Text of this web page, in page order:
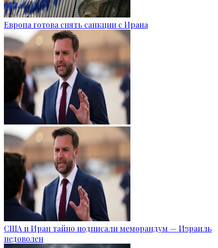
Европа готова снять санкции с Ирана
США и Иран тайно подписали меморандум — Израиль
недоволен